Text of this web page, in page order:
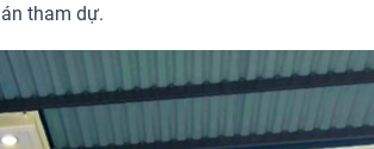
tham dự.